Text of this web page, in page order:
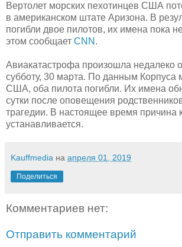
Вертолет морских пехотинцев США
в американском штате Аризона. В
погибли двое пилотов, их имена пока
этом сообщает CNN .
Авиакатастрофа произошла недалеко
субботу, 30 марта. По данным Корпуса
США, оба пилота погибли. Их имена
сутки после оповещения
трагедии. В настоящее время причина
устанавливается.
Kauffmedia на апреля 01, 2019
Поделиться
Комментариев нет:
Отправить комментарий